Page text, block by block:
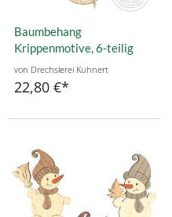
Baumbehang
Krippenmotive, 6-teilig
von Drechslerei Kuhnert
22,80 €